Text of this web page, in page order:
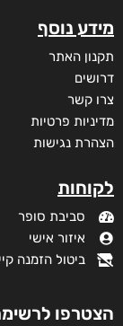
מידע נוסף
תקנון האתר
דרושים
צרו קשר
מדיניות פרטיות
הצהרת נגישות
לקוחות
סביבת סופר
איזור אישי
ביטול הזמנה
הצטרפו